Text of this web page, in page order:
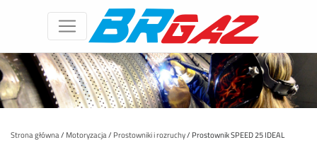
Strona główna/ Motoryzacja/ Prostowniki i rozruchy/ Prostownik SPEED 25 IDEAL